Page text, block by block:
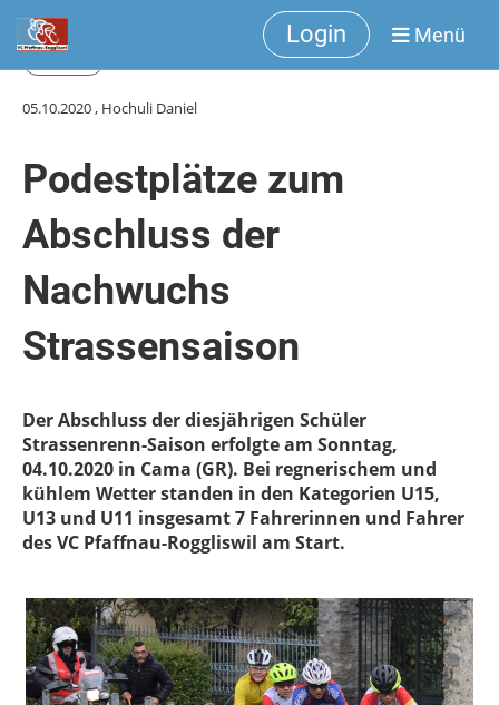
Login Menü
05.10.2020, Hochuli Daniel
Podestplätze zum
Abschluss der
Nachwuchs
Strassensaison
Der Abschluss der diesjährigen Schüler
Strassenrenn-Saison erfolgte am Sonntag,
04.10.2020 in Cama (GR). Bei regnerischem und
kühlem Wetter standen in den Kategorien U15,
U13 und U11 insgesamt 7 Fahrerinnen und Fahrer
des VC Pfaffnau-Roggliswil am Start.